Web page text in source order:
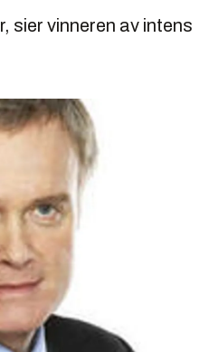
sier vinneren av intens